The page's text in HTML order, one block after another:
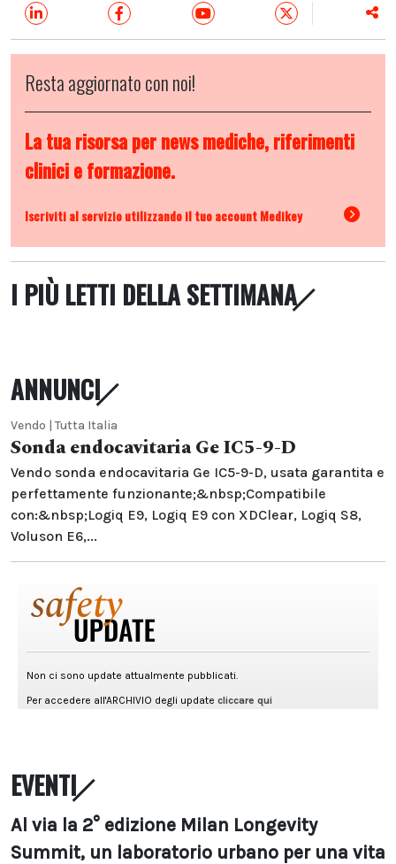
Resta aggiornato con noi!
La tua risorsa per news mediche, riferimenti
clinici e formazione.
Iscriviti al servizio utilizzando il tuo account Medikey
I PIÙ LETTI DELLA SETTIMANA
ANNUNCI
Vendo | Tutta Italia
Sonda endocavitaria Ge IC5-9-D
Vendo sonda endocavitaria Ge IC5-9-D, usata garantita e
perfettamente funzionante;&nbsp;Compatibile
con:&nbsp;Logiq E9, Logiq E9 con XDClear, Logiq S8,
Voluson E6,...
EVENTI
Al via la 2° edizione Milan Longevity
Summit, un laboratorio urbano per una vita